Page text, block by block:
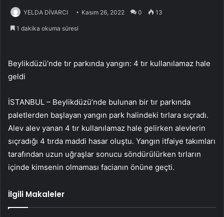
YELDA DİVARCI Kasım 26, 2022 0 13
1 dakika okuma süresi
Beylikdüzü’nde tır parkında yangın: 4 tır kullanılamaz hale
geldi
İSTANBUL – Beylikdüzü’nde bulunan bir tır parkında
paletlerden başlayan yangın park halindeki tırlara sıçradı.
Alev alev yanan 4 tır kullanılamaz hale gelirken alevlerin
sıçradığı 4 tırda maddi hasar oluştu. Yangın itfaiye takımları
tarafından uzun uğraşlar sonucu söndürülürken tırların
içinde kimsenin olmaması facianın önüne geçti.
İlgili Makaleler